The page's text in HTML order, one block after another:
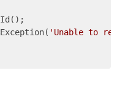
'Unable to